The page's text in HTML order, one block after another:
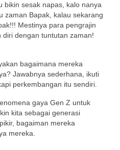
bikin sesak napas, kalo nanya
zaman Bapak, kalau sekarang
Mestinya para pengrajin
dengan tuntutan zaman!
bagaimana mereka
Jawabnya sederhana, ikuti
perkembangan itu sendiri.
gaya Gen Z untuk
kita sebagai generasi
bagaiman mereka
mereka.